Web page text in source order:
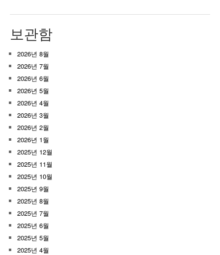
보관함
2026년 8월
2026년 7월
2026년 6월
2026년 5월
2026년 4월
2026년 3월
2026년 2월
2026년 1월
2025년 12월
2025년 11월
2025년 10월
2025년 9월
2025년 8월
2025년 7월
2025년 6월
2025년 5월
2025년 4월